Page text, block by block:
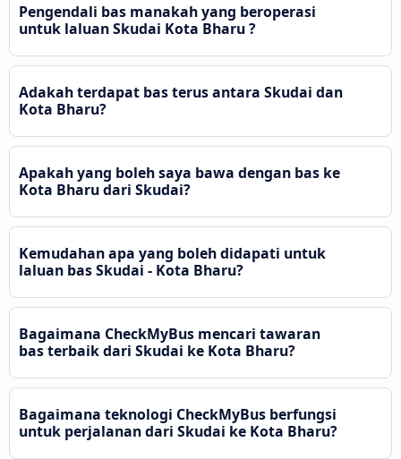
Pengendali bas manakah yang beroperasi
untuk laluan Skudai Kota Bharu ?
Adakah terdapat bas terus antara Skudai dan
Kota Bharu?
Apakah yang boleh saya bawa dengan bas ke
Kota Bharu dari Skudai?
Kemudahan apa yang boleh didapati untuk
laluan bas Skudai - Kota Bharu?
Bagaimana CheckMyBus mencari tawaran
bas terbaik dari Skudai ke Kota Bharu?
Bagaimana teknologi CheckMyBus berfungsi
untuk perjalanan dari Skudai ke Kota Bharu?